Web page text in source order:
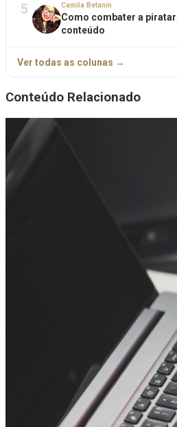
5 Camila Betanin
Como combater a
conteúdo
Ver todas as colunas →
Conteúdo Relacionado